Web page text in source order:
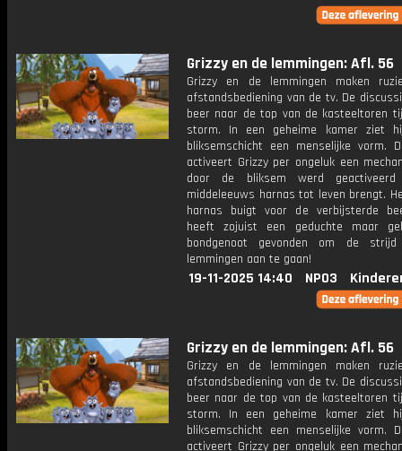
Grizzy en de lemmingen: Afl. 56
Grizzy en de lemmingen maken
afstandsbediening van de tv. De
beer naar de top van de kasteeltoren
storm. In een geheime kamer ziet
bliksemschicht een menselijke vorm.
activeert Grizzy per ongeluk een
door de bliksem werd
middeleeuws harnas tot leven brengt.
harnas buigt voor de verbijsterde
heeft zojuist een geduchte maar
bondgenoot gevonden om de
lemmingen aan te gaan!
19-11-2025 14:40 NPO3
Grizzy en de lemmingen: Afl. 56
Grizzy en de lemmingen maken
afstandsbediening van de tv. De
beer naar de top van de kasteeltoren
storm. In een geheime kamer ziet
bliksemschicht een menselijke vorm.
activeert Grizzy per ongeluk een